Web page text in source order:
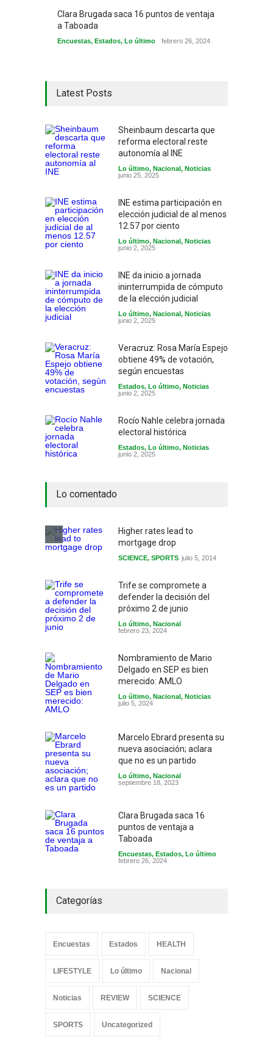
Clara Brugada saca 16 puntos de ventaja
a Taboada
Encuestas, Estados, Lo último febrero 26, 2024
Latest Posts
Sheinbaum descarta que
reforma electoral reste
autonomía al INE
Lo último, Nacional, Noticias
junio 25, 2025
INE estima participación en
elección judicial de al menos
12.57 por ciento
Lo último, Nacional, Noticias
junio 2, 2025
INE da inicio a jornada
ininterrumpida de cómputo
de la elección judicial
Lo último, Nacional, Noticias
junio 2, 2025
Veracruz: Rosa María Espejo
obtiene 49% de votación,
según encuestas
Estados, Lo último, Noticias
junio 2, 2025
Rocío Nahle celebra jornada
electoral histórica
Estados, Lo último, Noticias
junio 2, 2025
Lo comentado
Higher rates lead to
mortgage drop
SCIENCE, SPORTS julio 5, 2014
Trife se compromete a
defender la decisión del
próximo 2 de junio
Lo último, Nacional
febrero 23, 2024
Nombramiento de Mario
Delgado en SEP es bien
merecido: AMLO
Lo último, Nacional, Noticias
julio 5, 2024
Marcelo Ebrard presenta su
nueva asociación; aclara
que no es un partido
Lo último, Nacional
septiembre 18, 2023
Clara Brugada saca 16
puntos de ventaja a
Taboada
Encuestas, Estados, Lo último
febrero 26, 2024
Categorías
Encuestas Estados HEALTH
LIFESTYLE Lo último Nacional
Noticias REVIEW SCIENCE
SPORTS Uncategorized